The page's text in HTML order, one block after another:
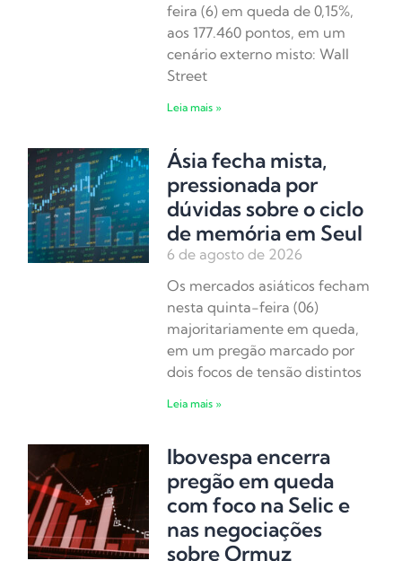
feira (6) em queda de 0,15%,
aos 177.460 pontos, em um
cenário externo misto: Wall
Street
Leia mais »
Ásia fecha mista,
pressionada por
dúvidas sobre o ciclo
de memória em Seul
6 de agosto de 2026
Os mercados asiáticos fecham
nesta quinta-feira (06)
majoritariamente em queda,
em um pregão marcado por
dois focos de tensão distintos
Leia mais »
Ibovespa encerra
pregão em queda
com foco na Selic e
nas negociações
sobre Ormuz